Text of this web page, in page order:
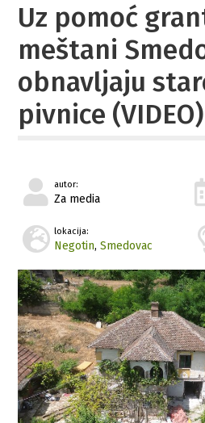
Uz pomoć
meštani
obnavljaju
pivnice (VIDEO)
autor:
Za media
lokacija:
Negotin,Smedovac